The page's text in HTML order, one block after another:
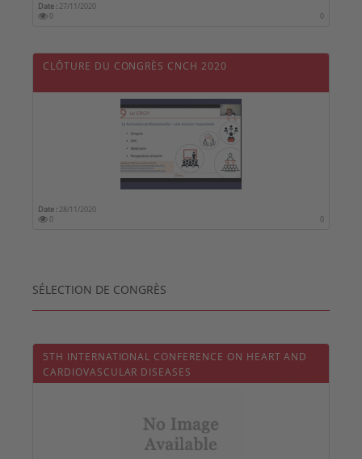
Date : 27/11/2020
0
0
CLÔTURE DU CONGRÈS CNCH 2020
Date : 28/11/2020
0
0
SÉLECTION DE CONGRÈS
5TH INTERNATIONAL CONFERENCE ON HEART AND
CARDIOVASCULAR DISEASES